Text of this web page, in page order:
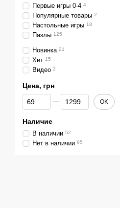
Первые игры 0-4 4
Популярные товары 2
Настольные игры 18
Пазлы 125
Новинка 21
Хит 15
Видео 2
Цена, грн
От Цена, грн
До Цена, грн OK
Наличие
В наличии 52
Нет в наличии 95